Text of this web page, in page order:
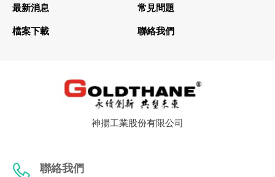
最新消息
常見問題
檔案下載
聯絡我們
神揚工業股份有限公司
聯絡我們